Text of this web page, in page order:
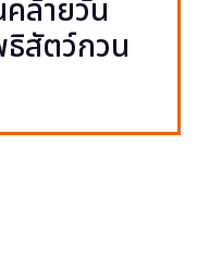
ล้ายวัน
ธิสัตว์กวน